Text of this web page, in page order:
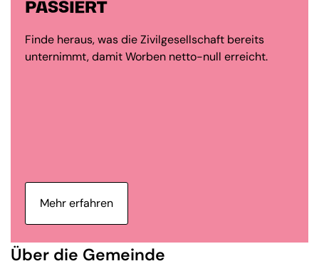
PASSIERT
Finde heraus, was die Zivilgesellschaft bereits
unternimmt, damit Worben netto-null erreicht.
Mehr erfahren
Über die Gemeinde